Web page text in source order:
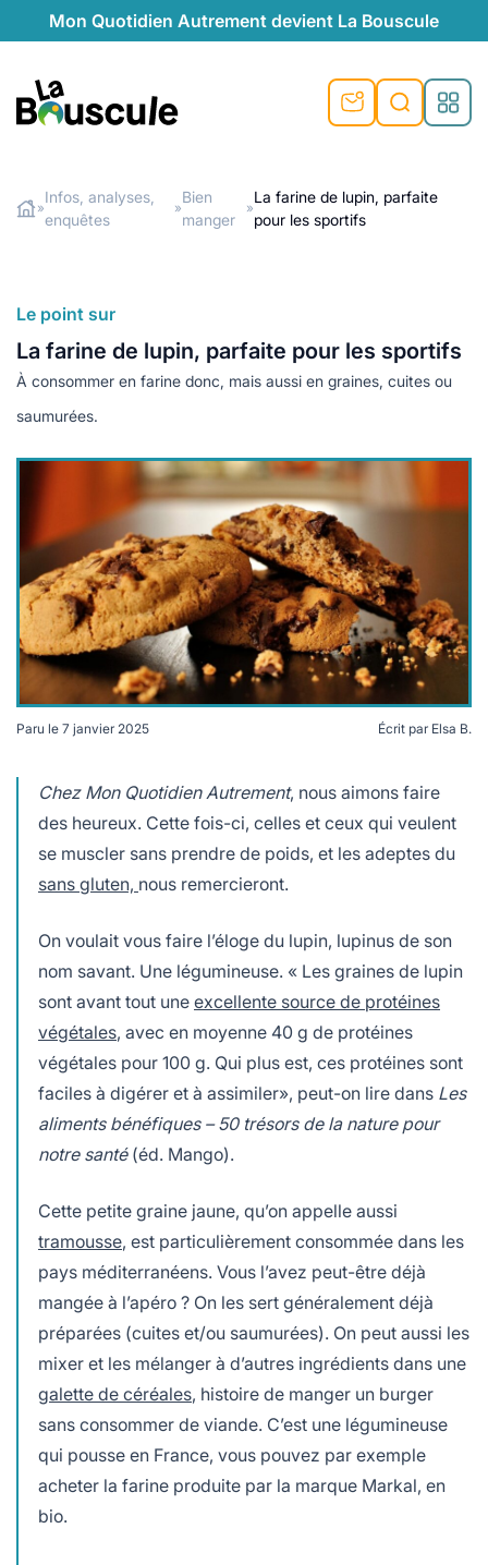
Mon Quotidien Autrement devient La Bouscule
au naturel
végétariennes
locales
durables
naturelle
naturel
de recyclage
témoignages
saison
responsables
douce
Rechercher
»
Infos, analyses,
enquêtes
»
Bien
manger
»
La farine de lupin, parfaite
pour les sportifs
Le point sur
La farine de lupin, parfaite pour les sportifs
À consommer en farine donc, mais aussi en graines, cuites ou
saumurées.
Des cookies (image d'illustration) Crédit : Pxhere
Paru le 7 janvier 2025 Écrit par Elsa B.
Chez Mon Quotidien Autrement, nous aimons faire
des heureux. Cette fois-ci, celles et ceux qui veulent
se muscler sans prendre de poids, et les adeptes du
sans gluten, nous remercieront.
On voulait vous faire l’éloge du lupin, lupinus de son
nom savant. Une légumineuse. « Les graines de lupin
sont avant tout une excellente source de protéines
végétales, avec en moyenne 40 g de protéines
végétales pour 100 g. Qui plus est, ces protéines sont
faciles à digérer et à assimiler», peut-on lire dans Les
aliments bénéfiques – 50 trésors de la nature pour
notre santé (éd. Mango).
Cette petite graine jaune, qu’on appelle aussi
tramousse, est particulièrement consommée dans les
pays méditerranéens. Vous l’avez peut-être déjà
mangée à l’apéro ? On les sert généralement déjà
préparées (cuites et/ou saumurées). On peut aussi les
mixer et les mélanger à d’autres ingrédients dans une
galette de céréales, histoire de manger un burger
sans consommer de viande. C’est une légumineuse
qui pousse en France, vous pouvez par exemple
acheter la farine produite par la marque Markal, en
bio.